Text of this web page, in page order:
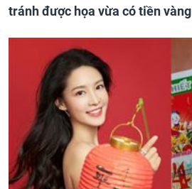
tránh được họa vừa có tiền vàng